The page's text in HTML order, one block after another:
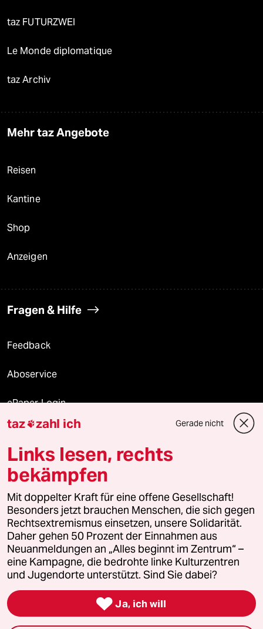
taz FUTURZWEI
Le Monde diplomatique
taz Archiv
Mehr taz Angebote
Reisen
Kantine
Shop
Anzeigen
Fragen & Hilfe
Feedback
Aboservice
ePaper Login
Downloads für Abonnierende
© 2026 taz Verlags und Vertriebs GmbH
Alle Rechte vorbehalten. Bei rechtlichen Fragen oder für Genehmigungen
wenden Sie sich bitte an lizenzen@taz.de
Feedback Redaktionsstatut Kommune-Richtlinien
Leitlinie Informant Datenschutz Impressum AGB
Seitenwende Einwilligungen widerrufen (Ads)
taz zahl ich Gerade nicht
Links lesen, rechts
bekämpfen
Mit doppelter Kraft für eine offene Gesellschaft!
Besonders jetzt brauchen Menschen, die sich gegen
Rechtsextremismus einsetzen, unsere Solidarität.
Daher gehen 50 Prozent der Einnahmen aus
Neuanmeldungen an „Alles beginnt im Zentrum“ –
eine Kampagne, die bedrohte linke Kulturzentren
und Jugendorte unterstützt. Sind Sie dabei?
 Ja, ich will